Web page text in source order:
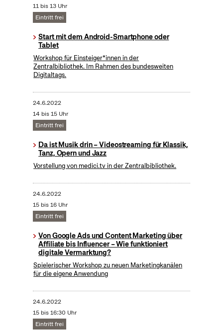
11 bis 13 Uhr
Eintritt frei
Start mit dem Android-Smartphone oder
Tablet
Workshop für Einsteiger*innen in der
Zentralbibliothek. Im Rahmen des bundesweiten
Digitaltags.
24.6.2022
14 bis 15 Uhr
Eintritt frei
Da ist Musik drin – Videostreaming für Klassik,
Tanz, Opern und Jazz
Vorstellung von medici.tv in der Zentralbibliothek.
24.6.2022
15 bis 16 Uhr
Eintritt frei
Von Google Ads und Content Marketing über
Affiliate bis Influencer – Wie funktioniert
digitale Vermarktung?
Spielerischer Workshop zu neuen Marketingkanälen
für die eigene Anwendung
24.6.2022
15 bis 16:30 Uhr
Eintritt frei